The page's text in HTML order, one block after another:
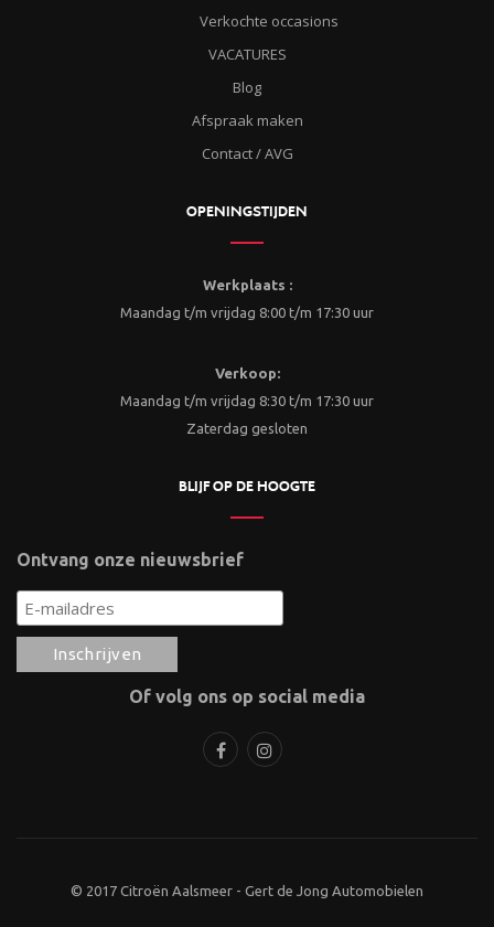
Verkochte occasions
VACATURES
Blog
Afspraak maken
Contact / AVG
OPENINGSTIJDEN
Werkplaats :
Maandag t/m vrijdag 8:00 t/m 17:30 uur
Verkoop:
Maandag t/m vrijdag 8:30 t/m 17:30 uur
Zaterdag gesloten
BLIJF OP DE HOOGTE
Ontvang onze nieuwsbrief
Of volg ons op social media
© 2017 Citroën Aalsmeer - Gert de Jong Automobielen